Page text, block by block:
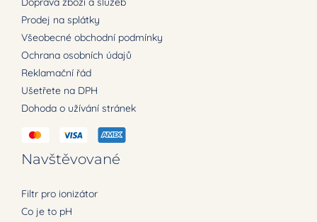
Prodej na splátky
Všeobecné obchodní podmínky
Ochrana osobních údajů
Reklamační řád
Ušetřete na DPH
Dohoda o užívání stránek
Navštěvované
Filtr pro ionizátor
Co je to pH